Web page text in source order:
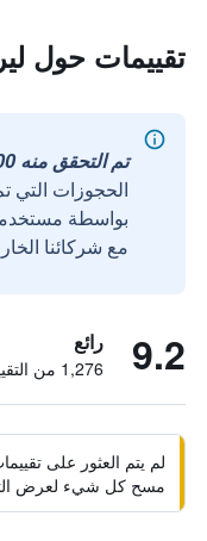
تقييمات حول
تم التحقق منه 100%
الحجوزات التي
مع شركائنا
9.2 رائع
1,276 من التقييمات تم التحقق منها
لم يتم العثور على
مسح كل شيء لعرض